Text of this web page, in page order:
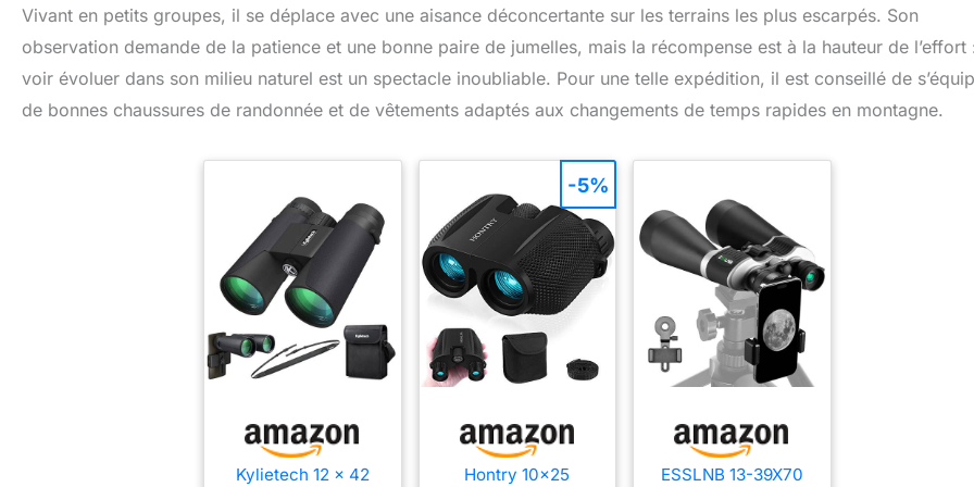
Vivant en petits groupes, il se déplace avec une aisance déconcertante sur les terrains les plus escarpés. Son
observation demande de la patience et une bonne paire de jumelles, mais la récompense est à la hauteur de l’effort
voir évoluer dans son milieu naturel est un spectacle inoubliable. Pour une telle expédition, il est conseillé de
de bonnes chaussures de randonnée et de vêtements adaptés aux changements de temps rapides en montagne.
Kylietech 12 x 42
Hontry 10x25
-5%
ESSLNB 13-39X70